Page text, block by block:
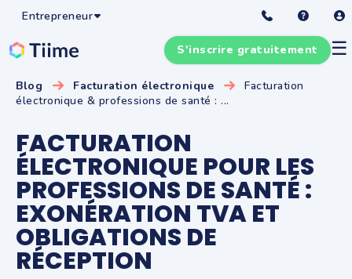
Entrepreneur
☰
S'inscrire gratuitement
Blog Facturation électronique
Facturation
électronique & professions de santé : ...
FACTURATION
ÉLECTRONIQUE POUR LES
PROFESSIONS DE SANTÉ :
EXONÉRATION TVA ET
OBLIGATIONS DE
RÉCEPTION